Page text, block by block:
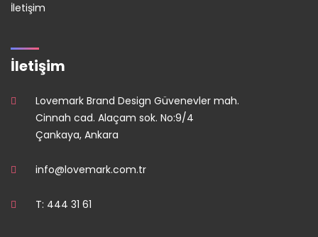
İletişim
İletişim
Lovemark Brand Design Güvenevler mah.
Cinnah cad. Alaçam sok. No:9/4
Çankaya, Ankara
info@lovemark.com.tr
T: 444 31 61